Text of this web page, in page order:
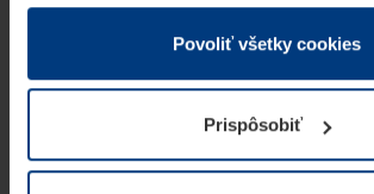
v rámci Vášho využívania služieb.
Z právneho hľadiska môžeme cookies
prevádzku tejto stránky. Pre všetky
potrebujeme Vaše povolenie. Vaše
kedykoľvek zmeniť alebo odvolať vo
Povoliť všetky cookies
Prispôsobiť